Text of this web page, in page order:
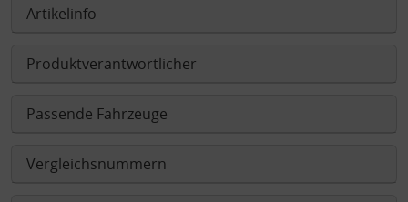
Artikelinfo
Produktverantwortlicher
Passende Fahrzeuge
Vergleichsnummern